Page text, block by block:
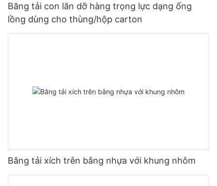
Băng tải con lăn dỡ hàng trọng lực dạng ống
lồng dùng cho thùng/hộp carton
Băng tải xích trên bằng nhựa với khung nhôm